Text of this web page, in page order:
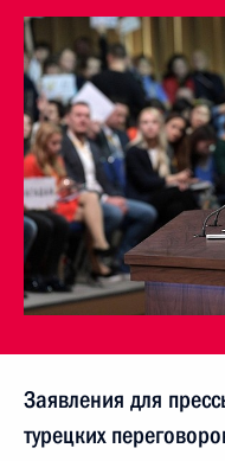
Заявления для
турецких